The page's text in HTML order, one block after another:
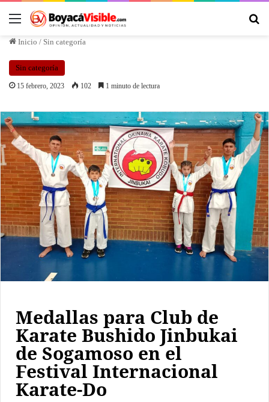
Inicio / Sin categoría
Sin categoría
15 febrero, 2023 102 1 minuto de lectura
Medallas para Club de
Karate Bushido Jinbukai
de Sogamoso en el
Festival Internacional
Karate-Do